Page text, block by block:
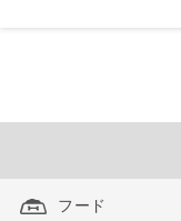
フード